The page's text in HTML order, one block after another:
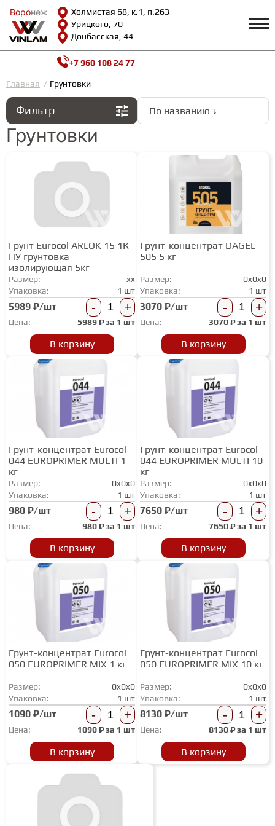
Воронеж
Холмистая 68, к.1, п.263
Урицкого, 70
Донбасская, 44
Воронеж
КАТАЛОГ Профиль
Доставка и оплата
Возврат и гарантии
Сотрудничество
Видеообзоры
Полезная информация
Как выбрать
Калькулятор
Контакты
ВИНИЛОВАЯ ПЛИТКА
ЛАМИНАТ
ИНЖЕНЕРНАЯ ДОСКА
ПАРКЕТНАЯ ДОСКА
ТЕРРАСНАЯ ДОСКА
КОВРОВАЯ ПЛИТКА
ПОДЛОЖКА
ПЛИНТУС
НАЛИВНОЙ ПОЛ
ТЕПЛЫЙ ПОЛ
ТЕРМОПАРКЕТ
ЭКОМАССИВ
МАССИВНАЯ ДОСКА
ИСКУССТВЕННАЯ ТРАВА
+7 960 108 24 77
Главная Грунтовки
Фильтр По названию ↓
Грунтовки
Грунт Eurocol ARLOK 15 1К
ПУ грунтовка
изолирующая 5кг
Размер:
xx
Упаковка:
1 шт
5989 ₽/шт - +
Цена: 5989₽ за 1 шт
В корзину
Грунт-концентрат DAGEL
505 5 кг
Размер:
0x0x0
Упаковка:
1 шт
3070 ₽/шт - +
Цена: 3070₽ за 1 шт
В корзину
Грунт-концентрат Eurocol
044 EUROPRIMER MULTI 1
кг
Размер:
0x0x0
Упаковка:
1 шт
980 ₽/шт - +
Цена: 980₽ за 1 шт
В корзину
Грунт-концентрат Eurocol
044 EUROPRIMER MULTI 10
кг
Размер:
0x0x0
Упаковка:
1 шт
7650 ₽/шт - +
Цена: 7650₽ за 1 шт
В корзину
Грунт-концентрат Eurocol
050 EUROPRIMER MIX 1 кг
Размер:
0x0x0
Упаковка:
1 шт
1090 ₽/шт - +
Цена: 1090₽ за 1 шт
В корзину
Грунт-концентрат Eurocol
050 EUROPRIMER MIX 10 кг
Размер:
0x0x0
Упаковка:
1 шт
8130 ₽/шт - +
Цена: 8130₽ за 1 шт
В корзину